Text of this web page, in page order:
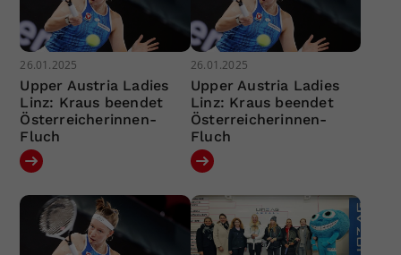
26.01.2025
Upper Austria Ladies
Linz: Kraus beendet
Österreicherinnen-
Fluch
26.01.2025
Upper Austria Ladies
Linz: Kraus beendet
Österreicherinnen-
Fluch